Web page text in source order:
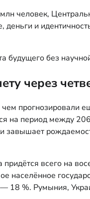
человек,
деньги и
будущего без
через
прогнозировали
на период между
завышает
всего на
%. Румыния,